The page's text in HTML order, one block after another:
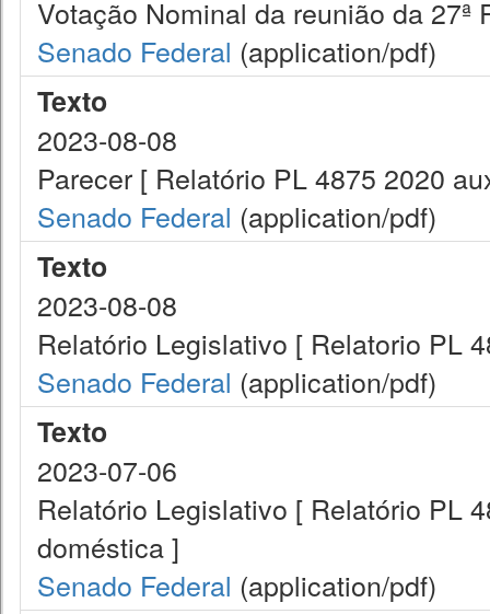
Votação Nominal da reunião da 27ª
Senado Federal (application/pdf)
Texto
2023-08-08
Parecer [ Relatório PL 4875 2020
Senado Federal (application/pdf)
Texto
2023-08-08
Relatório Legislativo [ Relatorio PL
Senado Federal (application/pdf)
Texto
2023-07-06
Relatório Legislativo [ Relatório PL
doméstica ]
Senado Federal (application/pdf)